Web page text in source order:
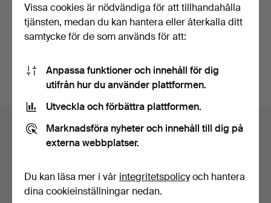
eller logga in via Facebook här
Sidfotsnavigation
Hjälp och kontakt
Kontakta support
Betalningsalternativ
Vi skickar med
Vissa cookies är nödvändiga för att tillhandahålla
tjänsten, medan du kan hantera eller återkalla ditt
samtycke för de som används för att:
Anpassa funktioner och innehåll för dig
utifrån hur du använder plattformen.
Utveckla och förbättra plattformen.
Marknadsföra nyheter och innehåll till dig på
externa webbplatser.
Du kan läsa mer i vår integritetspolicyoch hantera
dina cookieinställningar nedan.